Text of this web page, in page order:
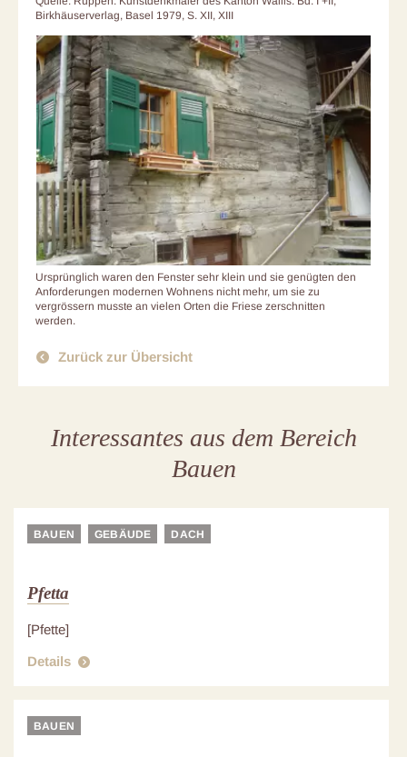
Birkhäuserverlag, Basel 1979, S. XII, XIII
Ursprünglich waren den Fenster sehr klein und sie genügten den
Anforderungen modernen Wohnens nicht mehr, um sie zu
vergrössern musste an vielen Orten die Friese zerschnitten
werden.
Zurück zur Übersicht
Interessantes aus dem Bereich
Bauen
BAUEN GEBÄUDE DACH
Pfetta
[Pfette]
Details
BAUEN